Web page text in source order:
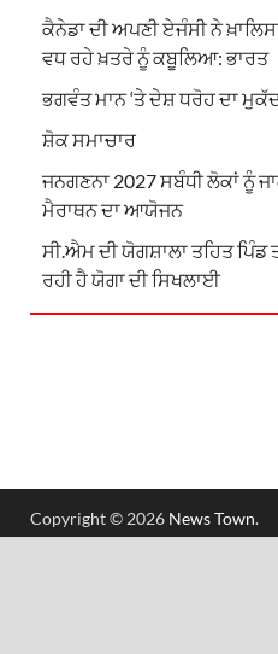
ਕੈਨੇਡਾ ਦੀ ਅਪਣੀ ਏਜੰਸੀ ਨੇ
ਵਧ ਰਹੇ ਖ਼ਤਰੇ ਨੂੰ ਕਬੂਲਿਆ: ਭਾਰਤ
ਭਗਵੰਤ ਮਾਨ ‘ਤੇ ਦੇਸ਼ ਧਰੋਹ ਦਾ
ਸ਼ੋਕ ਸਮਾਚਾਰ
ਜਨਗਣਨਾ 2027 ਸਬੰਧੀ ਲੋਕਾਂ ਨੂੰ
ਮੈਰਾਥਨ ਦਾ ਆਯੋਜਨ
ਸੀ.ਐਮ ਦੀ ਯੋਗਸ਼ਾਲਾ ਤਹਿਤ ਪਿੰਡ
ਰਹੀ ਹੈ ਯੋਗਾ ਦੀ ਸਿਖਲਾਈ
Copyright © 2026 News Town.